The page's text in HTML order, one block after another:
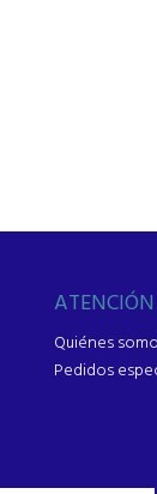
Quiénes
Pedidos